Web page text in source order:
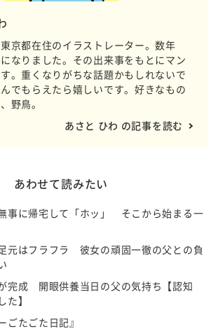
京都在住のイラストレーター。数年
なりました。その出来事をもとにマン
。重くなりがちな話題かもしれないで
でもらえたら嬉しいです。好きなもの
野鳥。
あさと ひわ の記事を読む
あわせて読みたい
事に帰宅して「ホッ」 そこから始まる一
元はフラフラ 彼女の頑固一徹の父との負
完成 開眼供養当日の父の気持ち【認知
】
ごたごた日記』